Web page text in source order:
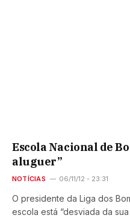
Escola Nacional de
aluguer”
NOTÍCIAS 06/11/12 - 23:31
O presidente da Liga dos
escola está “desviada da